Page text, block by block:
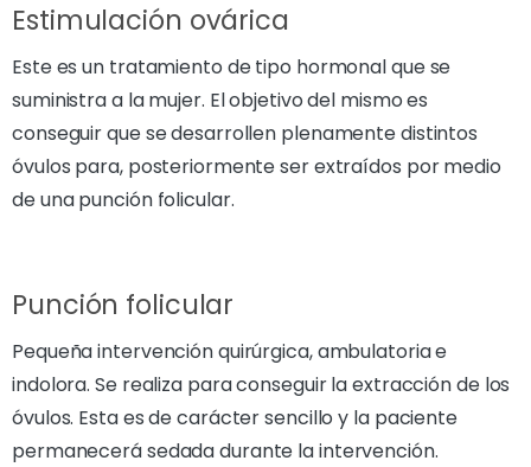
Estimulación ovárica
Este es un tratamiento de tipo hormonal que se
suministra a la mujer. El objetivo del mismo es
conseguir que se desarrollen plenamente distintos
óvulos para, posteriormente ser extraídos por medio
de una punción folicular.
Punción folicular
Pequeña intervención quirúrgica, ambulatoria e
indolora. Se realiza para conseguir la extracción de los
óvulos. Esta es de carácter sencillo y la paciente
permanecerá sedada durante la intervención.